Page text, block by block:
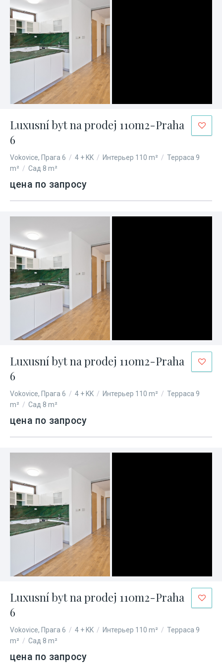
Luxusní byt na prodej 110m2-Praha
6
Vokovice, Прага 6 / 4 + KK / Интерьер 110 m² / Терраса 9
m² / Сад 8 m²
цена по запросу
Luxusní byt na prodej 110m2-Praha
6
Vokovice, Прага 6 / 4 + KK / Интерьер 110 m² / Терраса 9
m² / Сад 8 m²
цена по запросу
Luxusní byt na prodej 110m2-Praha
6
Vokovice, Прага 6 / 4 + KK / Интерьер 110 m² / Терраса 9
m² / Сад 8 m²
цена по запросу